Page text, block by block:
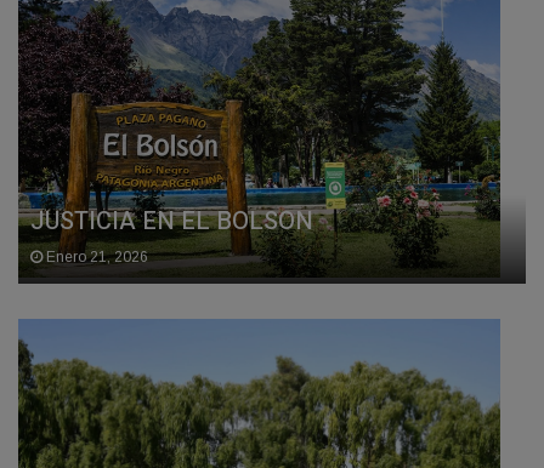
JUSTICIA EN EL BOLSON
Enero 21, 2026